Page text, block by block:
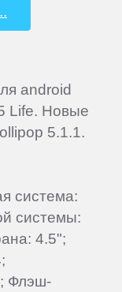
android
Life. Новые
5.1.1.
система:
системы:
4.5";
Флэш-